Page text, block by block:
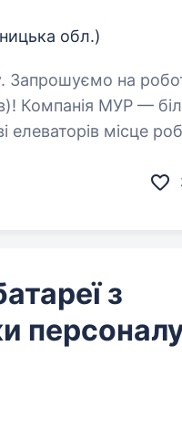
обл.)
20
місце роботи:
з